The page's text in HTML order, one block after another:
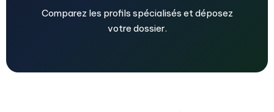
Comparez les profils spécialisés et déposez
votre dossier.